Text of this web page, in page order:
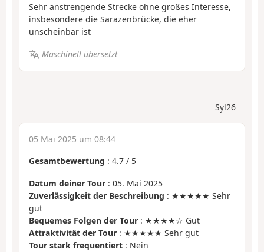
Sehr anstrengende Strecke ohne großes Interesse,
insbesondere die Sarazenbrücke, die eher
unscheinbar ist
Maschinell übersetzt
Syl26
05 Mai 2025 um 08:44
Gesamtbewertung : 4.7 / 5
Datum deiner Tour : 05. Mai 2025
Zuverlässigkeit der Beschreibung : ★★★★★ Sehr
gut
Bequemes Folgen der Tour : ★★★★☆ Gut
Attraktivität der Tour : ★★★★★ Sehr gut
Tour stark frequentiert : Nein